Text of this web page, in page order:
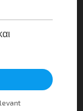
στο Σ.Ε.Φ.
Η Ιστορία